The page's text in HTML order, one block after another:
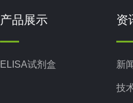
产品展示
ELISA试剂盒
资
新
技